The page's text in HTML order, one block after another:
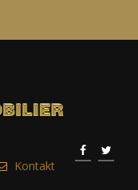
Kontakt